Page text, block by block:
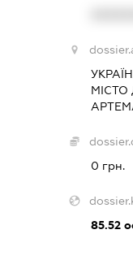
0 грн.
85.52